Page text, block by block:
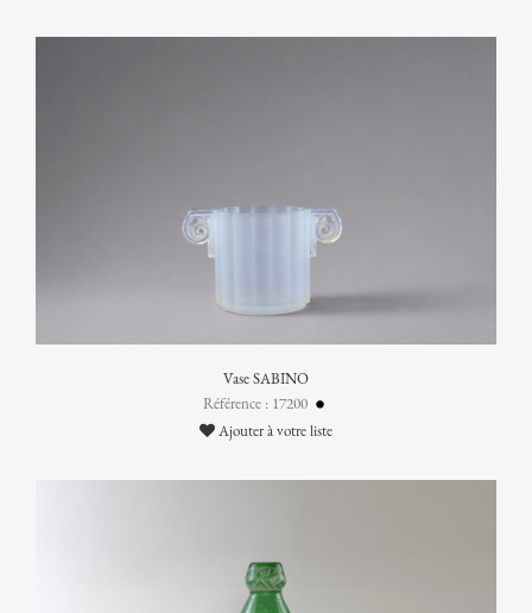
Vase SABINO
Référence : 17200
Ajouter à votre liste